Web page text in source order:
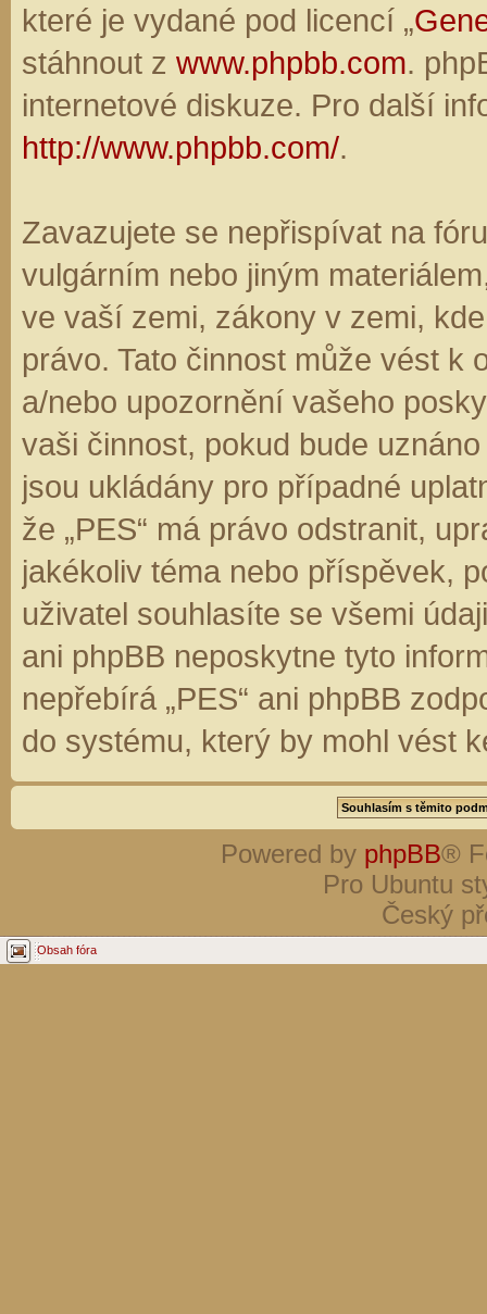
které je vydané pod licencí „
stáhnout z www.phpbb.com.
internetové diskuze. Pro další
http://www.phpbb.com/.
Zavazujete se nepřispívat na
vulgárním nebo jiným
ve vaší zemi, zákony v zemi,
právo. Tato činnost může vést k
a/nebo upozornění vašeho
vaši činnost, pokud bude
jsou ukládány pro případné
že „PES“ má právo odstranit,
jakékoliv téma nebo příspěvek,
uživatel souhlasíte se všemi
ani phpBB neposkytne tyto
nepřebírá „PES“ ani phpBB
do systému, který by mohl vést
Powered by phpBB®
Pro Ubuntu
Český
Obsah fóra